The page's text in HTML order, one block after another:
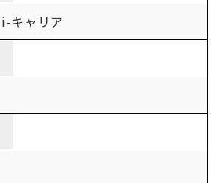
キャリア